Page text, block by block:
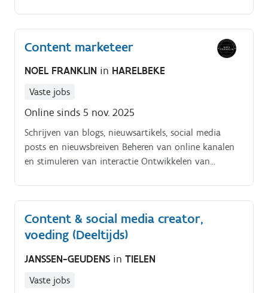
Content marketeer
NOEL FRANKLIN in HARELBEKE
Vaste jobs
Online sinds 5 nov. 2025
Schrijven van blogs, nieuwsartikels, social media
posts en nieuwsbreiven Beheren van online kanalen
en stimuleren van interactie Ontwikkelen van
voor sterke campagnes Analyse van contentprestaties
en optimaliseren waar nodig. Onze klant.
Content & social media creator,
voeding (Deeltijds)
JANSSEN-GEUDENS in TIELEN
Vaste jobs